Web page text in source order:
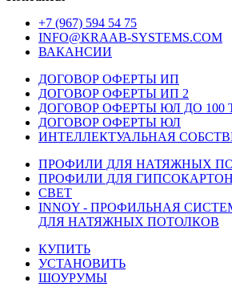
+7 (967) 594 54 75
INFO@KRAAB-SYSTEMS.COM
ВАКАНСИИ
ДОГОВОР ОФЕРТЫ ИП
ДОГОВОР ОФЕРТЫ ИП 2
ДОГОВОР ОФЕРТЫ ЮЛ ДО 100
ДОГОВОР ОФЕРТЫ ЮЛ
ИНТЕЛЛЕКТУАЛЬНАЯ
ПРОФИЛИ ДЛЯ НАТЯЖНЫХ
ПРОФИЛИ ДЛЯ
СВЕТ
INNOY - ПРОФИЛЬНАЯ
ДЛЯ НАТЯЖНЫХ ПОТОЛКОВ
КУПИТЬ
УСТАНОВИТЬ
ШОУРУМЫ